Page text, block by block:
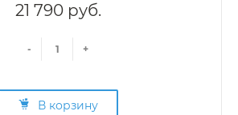
21 790 руб.
- +
В корзину